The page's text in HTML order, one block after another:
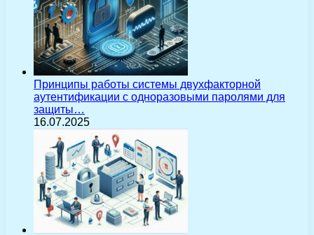
Принципы работы системы двухфакторной
аутентификации с одноразовыми паролями для
защиты…
16.07.2025